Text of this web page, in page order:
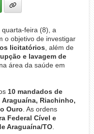
feira (8), a
o objetivo de investigar
licitatórios , além de
e lavagem de
área da saúde em
10 mandados de
Araguaína, Riachinho,
Ouro . As ordens
Federal Cível e
Araguaína/TO.